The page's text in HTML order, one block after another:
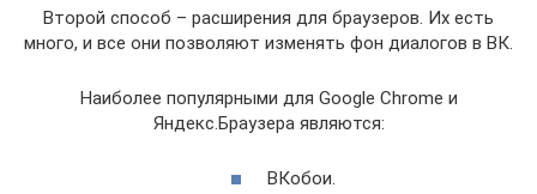
Второй способ – расширения для браузеров. Их есть
много, и все они позволяют изменять фон диалогов в ВК.
Наиболее популярными для Google Chrome и
Яндекс.Браузера являются:
ВКобои.